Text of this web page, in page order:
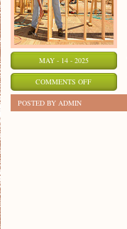
MAY - 14 - 2025
COMMENTS OFFON
POSTED BY ADMIN